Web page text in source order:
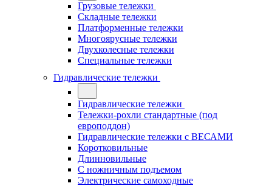
Грузовые тележки
Складные тележки
Платформенные тележки
Многоярусные тележки
Двухколесные тележки
Специальные тележки
Гидравлические тележки
Гидравлические тележки
Тележки-рохли стандартные (под
европоддон)
Гидравлические тележки с ВЕСАМИ
Коротковильные
Длинновильные
С ножничным подъемом
Электрические самоходные